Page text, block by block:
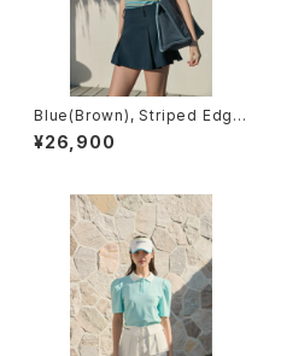
Blue(Brown), Striped Edge
Line Short Sleeve Polo
¥26,900